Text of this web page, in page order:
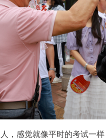
，感觉就像平时的考试一